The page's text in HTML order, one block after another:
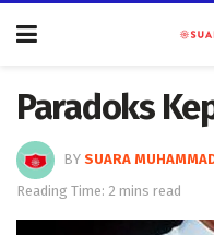
Paradoks
BY SUARA
Reading Time: 2 mins read